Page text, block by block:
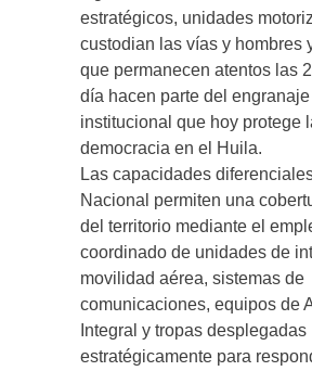
estratégicos, unidades
custodian las vías y hombres
que permanecen atentos las
día hacen parte del engranaje
institucional que hoy protege
democracia en el Huila.
Las capacidades
Nacional permiten una
del territorio mediante el
coordinado de unidades de
movilidad aérea, sistemas de
comunicaciones, equipos de
Integral y tropas desplegadas
estratégicamente para